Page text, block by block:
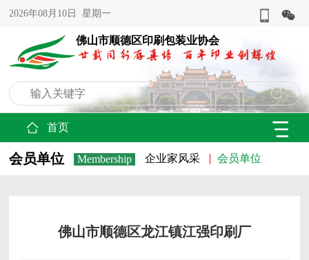
2026年08月10日 星期一
佛山市顺德区印刷包装业协会
首页
会员单位 Membership 企业家风采 会员单位
佛山市顺德区龙江镇江强印刷厂